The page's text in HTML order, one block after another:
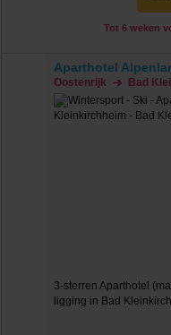
Tot 6 weken
Aparthotel
Oostenrijk Bad
3-sterren Aparthotel
ligging in Bad